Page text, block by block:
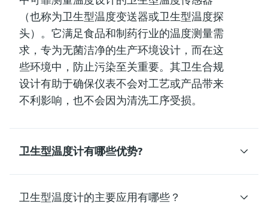
（也称为卫生型温度变送器或卫生型温度探
头）。它满足食品和制药行业的温度测量需
求 ，专为无菌洁净的生产环境设计，而在这
些环境中， 防止污染至关重要。其卫生合规
设计有助于确保仪表不会对工艺或产品带来
不利影响，也不会因为清洗工序受损。
卫生型温度计有哪些优势?
卫生型温度计的主要应用有哪些？